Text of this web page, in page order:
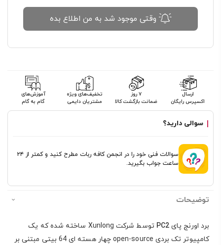
وقتی موجود شد به من اطلاع بده
ارسال
اکسپرس رایگان
۷ روز
ضمانت بازگشت کالا
تخفیف‌های ویژه
مشتریان دایمی
آموزش‌های
گام به گام
سوالی دارید؟
سوالات فنی خود را در انجمن کافه ربات مطرح کنید و کمتر از ۲۴
ساعت جواب بگیرید.
توضیحات
برد اورنج پای PC2
توسط شرکت Xunlong ساخته شده که یک
کامپیوتر تک بردی open-source چهار هسته ای 64 بیتی مبتنی بر